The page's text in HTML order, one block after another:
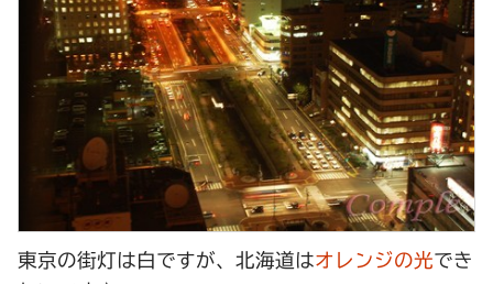
東京の街灯は白ですが、北海道はオレンジの光でき